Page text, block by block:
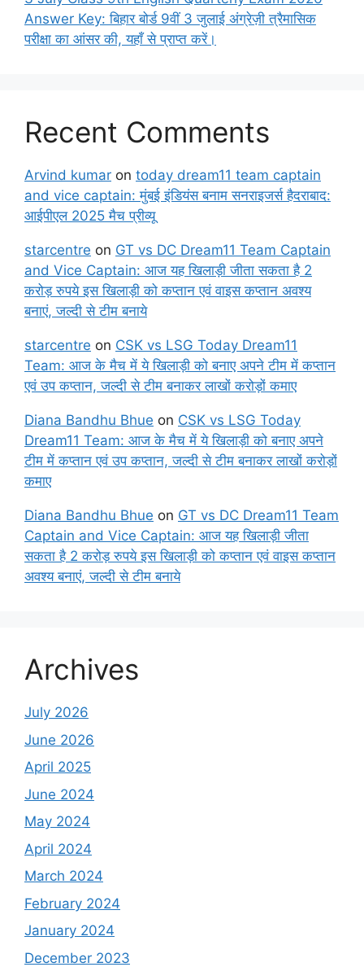
Answer Key: बिहार बोर्ड 9वीं 3 जुलाई अंग्रेज़ी त्रैमासिक
परीक्षा का आंसर की, यहाँ से प्राप्त करें।
Recent Comments
Arvind kumar on today dream11 team captain
and vice captain: मुंबई इंडियंस बनाम सनराइजर्स हैदराबाद:
आईपीएल 2025 मैच प्रीव्यू
starcentre on GT vs DC Dream11 Team Captain
and Vice Captain: आज यह खिलाड़ी जीता सकता है 2
करोड़ रुपये इस खिलाड़ी को कप्तान एवं वाइस कप्तान अवश्य
बनाएं, जल्दी से टीम बनाये
starcentre on CSK vs LSG Today Dream11
Team: आज के मैच में ये खिलाड़ी को बनाए अपने टीम में कप्तान
एवं उप कप्तान, जल्दी से टीम बनाकर लाखों करोड़ों कमाए
Diana Bandhu Bhue on CSK vs LSG Today
Dream11 Team: आज के मैच में ये खिलाड़ी को बनाए अपने
टीम में कप्तान एवं उप कप्तान, जल्दी से टीम बनाकर लाखों करोड़ों
कमाए
Diana Bandhu Bhue on GT vs DC Dream11 Team
Captain and Vice Captain: आज यह खिलाड़ी जीता
सकता है 2 करोड़ रुपये इस खिलाड़ी को कप्तान एवं वाइस कप्तान
अवश्य बनाएं, जल्दी से टीम बनाये
Archives
July 2026
June 2026
April 2025
June 2024
May 2024
April 2024
March 2024
February 2024
January 2024
December 2023